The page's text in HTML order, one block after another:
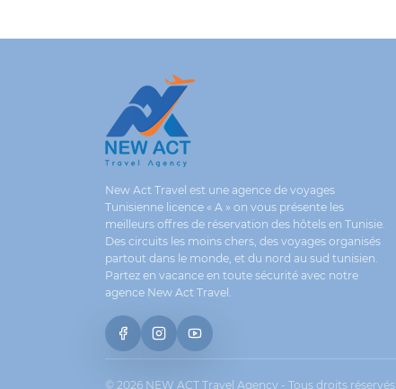
New Act Travel est une agence de voyages
Tunisienne licence « A » on vous présente les
meilleurs offres de réservation des hôtels en Tunisie.
Des circuits les moins chers, des voyages organisés
partout dans le monde, et du nord au sud tunisien.
Partez en vacance en toute sécurité avec notre
agence New Act Travel.
© 2026 NEW ACT Travel Agency - Tous droits réservés